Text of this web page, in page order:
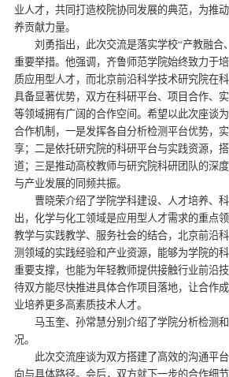
业人才，共同打造校院协同发展的典范，为推
养贡献力量。
刘勇指出，此次交流是落实学校“产教融合
重要举措。他强调，齐鲁师范学院始终致力于
质应用型人才，而北京前沿科学技术研究院在
具备显著优势，双方在科研平台、项目合作、
等领域拥有广阔的合作空间。希望以此次座谈
合作机制，一是发挥各自分析检测平台优势，
享；二是依托研究院的科研平台与实践资源，
道；三是推动高校教师与研究院科研团队的深
与产业发展的同频共振。
曹晓荣介绍了学院学科建设、人才培养、
出，化学与化工领域是应用型人才需求的重点
教学与实践教学、服务社会的结合，北京前沿
测领域的实践经验和产业资源，能够为学院的
重要支撑，也能为年轻教师提供接触行业前沿
待双方能尽快推进具体合作项目落地，让合作
业培养更多高素质技术人才。
马玉奎、孙常慧分别介绍了学院分析检测
况。
此次交流座谈为双方搭建了高效的沟通平
向与具体路径。会后，双方就下一步的合作细